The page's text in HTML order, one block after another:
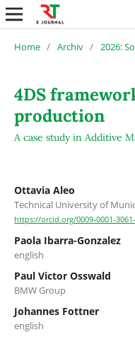
Home / Archiv / 2026:
4DS
production
A case study in Additive
Ottavia Aleo
Technical University of
https://orcid.org/0009-0001-
Paola Ibarra-Gonzalez
english
Paul Victor Osswald
BMW Group
Johannes Fottner
english